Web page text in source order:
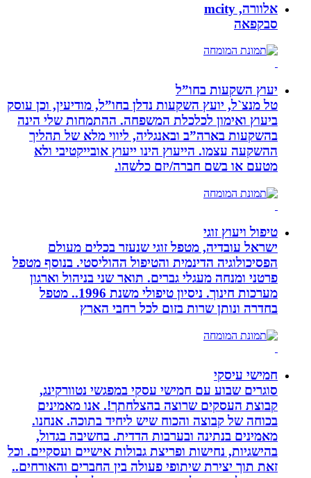
אלוורה, mcity
סבקפאה
יעוץ השקעות בחו”ל
טל מנצ`ל, יועץ השקעות נדלן בחו”ל, מודיעין, וכן עוסק
ביעוץ ואימון לכלכלת המשפחה. ההתמחות שלי הינה
בהשקעות בארה”ב ובאנגליה, ליווי מלא של תהליך
ההשקעה עצמו. הייעוץ הינו ייעוץ אובייקטיבי ולא
מטעם או בשם חברה/יזם כלשהו.
טיפול ויעוץ זוגי
ישראל עובדיה, מטפל זוגי שנעזר בכלים מעולם
הפסיכולוגיה הדינמית והטיפול ההוליסטי. בנוסף מטפל
פרטני ומנחה מעגלי גברים. תואר שני בניהול וארגון
מערכות חינוך. ניסיון טיפולי משנת 1996.. מטפל
בחדרה ונותן שרות בזום לכל רחבי הארץ
חמישי עיסקי
סוגרים שבוע עם חמישי עסקי במפגשי נטוורקינג,
קבוצת העסקים שרוצה בהצלחתך!. אנו מאמינים
בכוחה של קבוצה והכוח שיש ליחיד בתוכה. אנחנו.
מאמינים בנתינה ובערבות הדדית. בחשיבה בגדול,
בהישגיות, נחישות ופריצת גבולות אישיים ועסקיים. וכל
זאת תוך יצירת שיתופי פעולה בין החברים והאורחים..